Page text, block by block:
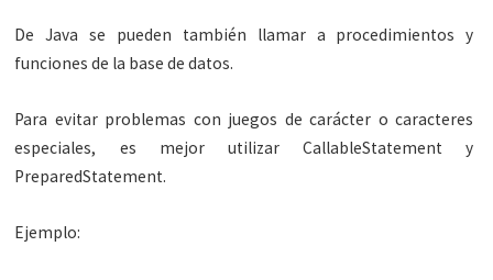
De Java se pueden también llamar a procedimientos y
funciones de la base de datos.
Para evitar problemas con juegos de carácter o caracteres
especiales, es mejor utilizar CallableStatement y
PreparedStatement.
Ejemplo: